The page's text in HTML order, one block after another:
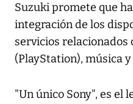
Suzuki promete que
integración de los
servicios relacionados
(PlayStation), música y
"Un único Sony", es el